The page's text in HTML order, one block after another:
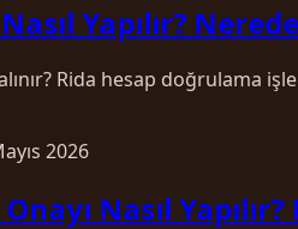
Yapılır?
alınır? Rida hesap doğrulama
2026
Nasıl